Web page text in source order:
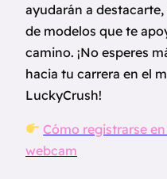
ayudarán a
de modelos que te
camino. ¡No esperes
hacia tu carrera en el
LuckyCrush!
Cómo registrarse
webcam